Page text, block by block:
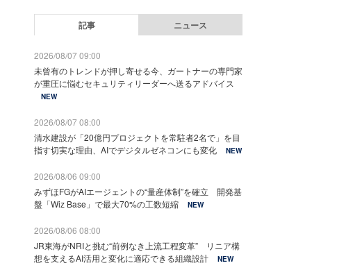
記事 ニュース
2026/08/07 09:00
未曾有のトレンドが押し寄せる今、ガートナーの専門家
が重圧に悩むセキュリティリーダーへ送るアドバイス
NEW
2026/08/07 08:00
清水建設が「20億円プロジェクトを常駐者2名で」を目
指す切実な理由、AIでデジタルゼネコンにも変化
NEW
2026/08/06 09:00
みずほFGがAIエージェントの“量産体制”を確立 開発基
盤「Wiz Base」で最大70%の工数短縮
NEW
2026/08/06 08:00
JR東海がNRIと挑む“前例なき上流工程変革” リニア構
想を支えるAI活用と変化に適応できる組織設計
NEW